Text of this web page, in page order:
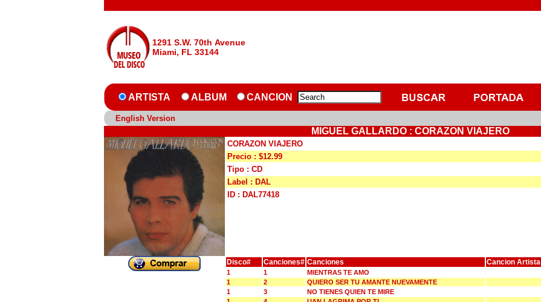
1291 S.W. 70th Avenue
Miami, FL 33144
ARTISTA ALBUM CANCION
English Version
MIGUEL GALLARDO : CORAZON VIAJERO
CORAZON VIAJERO
Precio : $12.99
Tipo : CD
Label : DAL
ID : DAL77418
Disco# Canciones# Canciones Cancion Artista
1 1
MIENTRAS TE AMO
1
2
QUIERO SER TU AMANTE NUEVAMENTE
1
3
NO TIENES QUIEN TE MIRE